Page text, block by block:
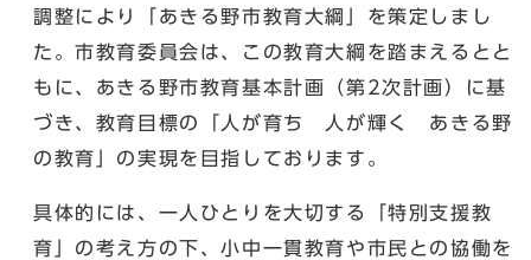
調整により「あきる野市教育大綱」を策定しまし
た。市教育委員会は、この教育大綱を踏まえるとと
もに、あきる野市教育基本計画（第2次計画）に基
づき、教育目標の「人が育ち 人が輝く あきる野
の教育」の実現を目指しております。
具体的には、一人ひとりを大切する「特別支援教
育」の考え方の下、小中一貫教育や市民との協働を